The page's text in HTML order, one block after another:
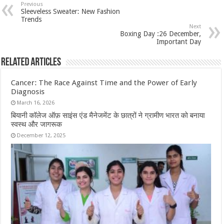
Previous
Sleeveless Sweater: New Fashion
Trends
Next
Boxing Day :26 December,
Important Day
Related Articles
Cancer: The Race Against Time and the Power of Early
Diagnosis
March 16, 2026
बियानी कॉलेज ऑफ़ साइंस एंड मैनेजमेंट के छात्रों ने ग्रामीण भारत को बनाया
स्वस्थ और जागरूक
December 12, 2025